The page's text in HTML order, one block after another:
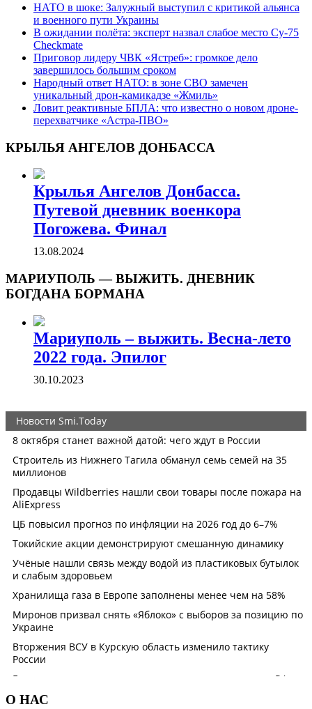
НАТО в шоке: Залужный выступил с критикой альянса
и военного пути Украины
В ожидании полёта: эксперт назвал слабое место Су-75
Checkmate
Приговор лидеру ЧВК «Ястреб»: громкое дело
завершилось большим сроком
Народный ответ НАТО: в зоне СВО замечен
уникальный дрон-камикадзе «Жмиль»
Ловит реактивные БПЛА: что известно о новом дроне-
перехватчике «Астра-ПВО»
КРЫЛЬЯ АНГЕЛОВ ДОНБАССА
Крылья Ангелов Донбасса.
Путевой дневник военкора
Погожева. Финал
13.08.2024
МАРИУПОЛЬ — ВЫЖИТЬ. ДНЕВНИК
БОГДАНА БОРМАНА
Мариуполь – выжить. Весна-лето
2022 года. Эпилог
30.10.2023
О НАС